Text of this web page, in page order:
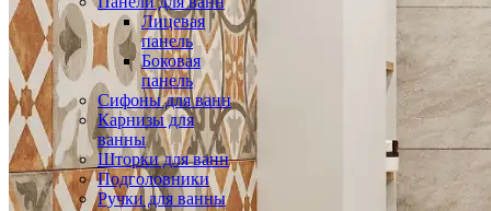
Лицевая
панель
Боковая
панель
Сифоны для ванн
Карнизы для
ванны
Шторки для ванн
Подголовники
Ручки для ванны